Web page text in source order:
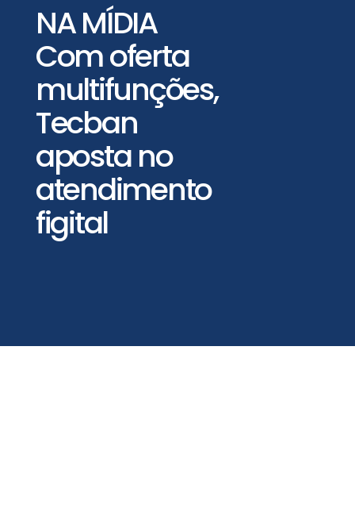
NA MÍDIA
Com oferta
multifunções,
Tecban
aposta no
atendimento
figital